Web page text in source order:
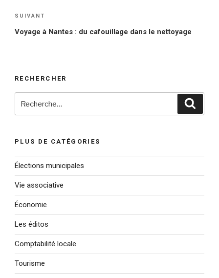
Article
suivant
SUIVANT
Voyage à Nantes : du cafouillage dans le nettoyage
RECHERCHER
PLUS DE CATÉGORIES
Élections municipales
Vie associative
Économie
Les éditos
Comptabilité locale
Tourisme